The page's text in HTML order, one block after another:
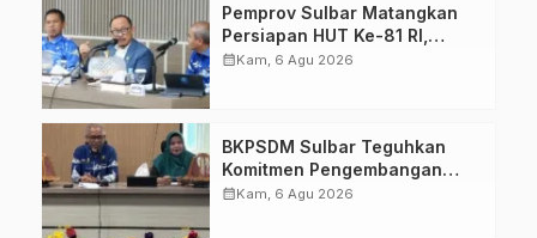
Pemprov Sulbar Matangkan
Persiapan HUT Ke-81 RI,
Puncak Upacara di Lapangan
calendar_monthKam, 6 Agu 2026
BKPSDM Sulbar Teguhkan
Komitmen Pengembangan
Kompetensi ASN melalui
calendar_monthKam, 6 Agu 2026